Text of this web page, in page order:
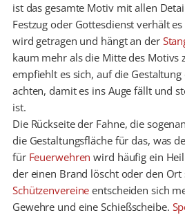
ist das gesamte Motiv mit allen
Festzug oder Gottesdienst verhält
wird getragen und hängt an der
kaum mehr als die Mitte des Motivs
empfiehlt es sich, auf die
achten, damit es ins Auge fällt und
ist.
Die Rückseite der Fahne, die
die Gestaltungsfläche für das, was
für Feuerwehren wird häufig ein
der einen Brand löscht oder den Ort
Schützenvereine entscheiden sich
Gewehre und eine Schießscheibe.